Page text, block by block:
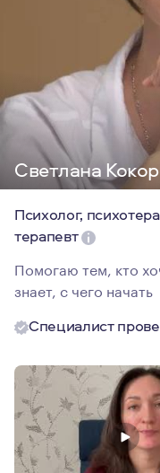
Светлана
Психолог,
терапевт
Помогаю тем, кто
знает, с чего начать
Специалист